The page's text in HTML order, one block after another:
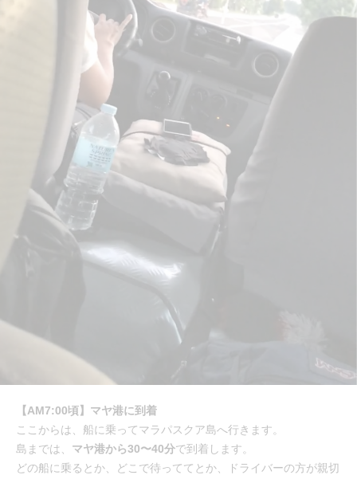
【AM7:00頃】マヤ港に到着
ここからは、船に乗ってマラパスクア島へ行きます。
島までは、 マヤ港から30〜40分で到着します。
どの船に乗るとか、どこで待っててとか、ドライバーの方が親切